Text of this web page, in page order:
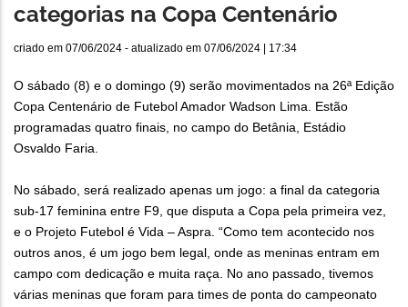
categorias na Copa Centenário
criado em 07/06/2024 - atualizado em 07/06/2024 | 17:34
O sábado (8) e o domingo (9) serão movimentados na 26ª Edição
Copa Centenário de Futebol Amador Wadson Lima. Estão
programadas quatro finais, no campo do Betânia, Estádio
Osvaldo Faria.
No sábado, será realizado apenas um jogo: a final da categoria
sub-17 feminina entre F9, que disputa a Copa pela primeira vez,
e o Projeto Futebol é Vida – Aspra. “Como tem acontecido nos
outros anos, é um jogo bem legal, onde as meninas entram em
campo com dedicação e muita raça. No ano passado, tivemos
várias meninas que foram para times de ponta do campeonato